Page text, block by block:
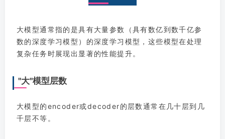
大模型通常指的是具有大量参数（具有数亿到数千亿参
数的深度学习模型）的深度学习模型，这些模型在处理
复杂任务时展现出显著的性能提升。
"大"模型层数
大模型的encoder或decoder的层数通常在几十层到几
千层不等。